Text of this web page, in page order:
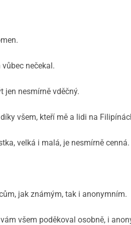
nečekal.
jen nesmírně vděčný.
všem, kteří mě a lidi na
velká i malá, je nesmírně cenná.
jak známým, tak i anonymním.
všem poděkoval osobně, i